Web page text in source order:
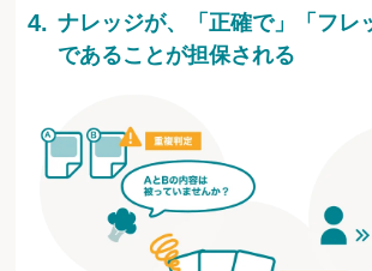
ナレッジが、「正確で」「フレ
であることが担保される